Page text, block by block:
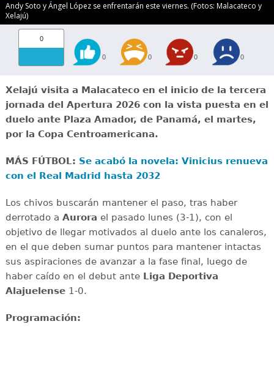
Andy Soto y Ángel López se enfrentarán este viernes. (Fotos: Malacateco y
Xelajú)
0
0 0 0 0
Xelajú visita a Malacateco en el inicio de la tercera
jornada del Apertura 2026 con la vista puesta en el
duelo ante Plaza Amador, de Panamá, el martes,
por la Copa Centroamericana.
MÁS FÚTBOL: Se acabó la novela: Vinicius renueva
con el Real Madrid hasta 2032
Los chivos buscarán mantener el paso, tras haber
derrotado a Aurora el pasado lunes (3-1), con el
objetivo de llegar motivados al duelo ante los canaleros,
en el que deben sumar puntos para mantener intactas
sus aspiraciones de avanzar a la fase final, luego de
haber caído en el debut ante Liga Deportiva
Alajuelense1-0.
Programación: